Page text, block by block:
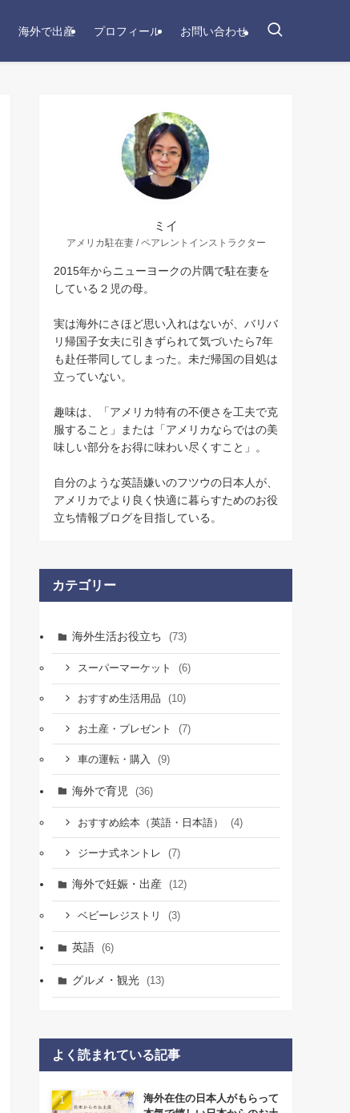
海外で出産 プロフィール お問い合わせ
ミイ
アメリカ駐在妻 / ペアレントインストラクター
2015年からニューヨークの片隅で駐在妻を
している２児の母。
実は海外にさほど思い入れはないが、バリバ
リ帰国子女夫に引きずられて気づいたら7年
も赴任帯同してしまった。未だ帰国の目処は
立っていない。
趣味は、「アメリカ特有の不便さを工夫で克
服すること」または「アメリカならではの美
味しい部分をお得に味わい尽くすこと」。
自分のような英語嫌いのフツウの日本人が、
アメリカでより良く快適に暮らすためのお役
立ち情報ブログを目指している。
カテゴリー
海外生活お役立ち (73)
スーパーマーケット (6)
おすすめ生活用品 (10)
お土産・プレゼント (7)
車の運転・購入 (9)
海外で育児 (36)
おすすめ絵本（英語・日本語） (4)
ジーナ式ネントレ (7)
海外で妊娠・出産 (12)
ベビーレジストリ (3)
英語 (6)
グルメ・観光 (13)
よく読まれている記事
海外在住の日本人がもらって